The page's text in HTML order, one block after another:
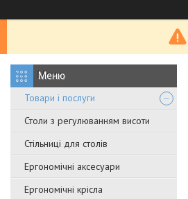
Товари і послуги
Столи з регулюванням висоти
Стільниці для столів
Ергономічні аксесуари
Ергономічні крісла